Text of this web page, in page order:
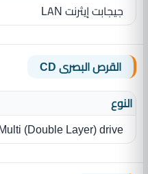
جيجابت إيثرنت LAN
القرص البصرى CD
النوع
(Double Layer) drive